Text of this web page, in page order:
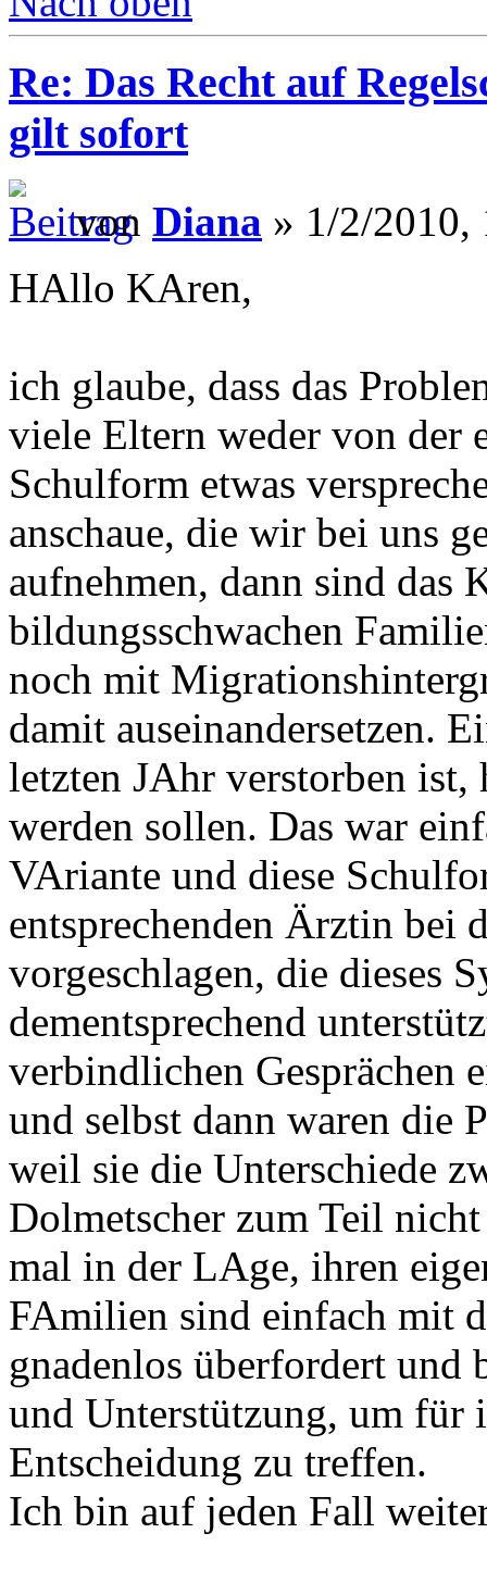
Re: Das Recht auf
gilt sofort
von Diana » 1/2/2010,
HAllo KAren,
ich glaube, dass das
viele Eltern weder von der
Schulform etwas
anschaue, die wir bei uns
aufnehmen, dann sind das
bildungsschwachen
noch mit
damit auseinandersetzen.
letzten JAhr verstorben ist,
werden sollen. Das war
VAriante und diese
entsprechenden Ärztin bei
vorgeschlagen, die dieses
dementsprechend
verbindlichen Gesprächen
und selbst dann waren die
weil sie die Unterschiede
Dolmetscher zum Teil
mal in der LAge, ihren
FAmilien sind einfach mit
gnadenlos überfordert
und Unterstützung, um für
Entscheidung zu treffen.
Ich bin auf jeden Fall